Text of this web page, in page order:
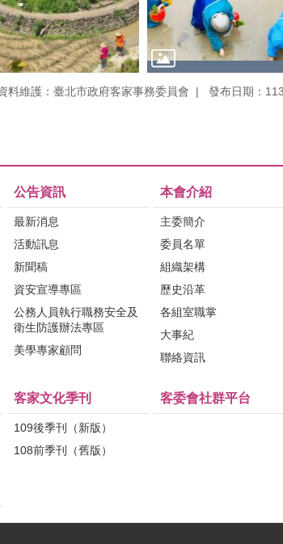
料維護：臺北市政府客家事務委員會 發布日期：
公告資訊
最新消息
活動訊息
新聞稿
資安宣導專區
公務人員執行職務安全及
衛生防護辦法專區
美學專家顧問
本會介紹
主委簡介
委員名單
組織架構
歷史沿革
各組室職掌
大事紀
聯絡資訊
客家文化季刊
109後季刊（新版）
108前季刊（舊版）
客委會社群平台